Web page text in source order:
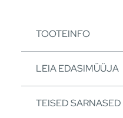
TOOTEINFO
LEIA EDASIMÜÜJA
TEISED